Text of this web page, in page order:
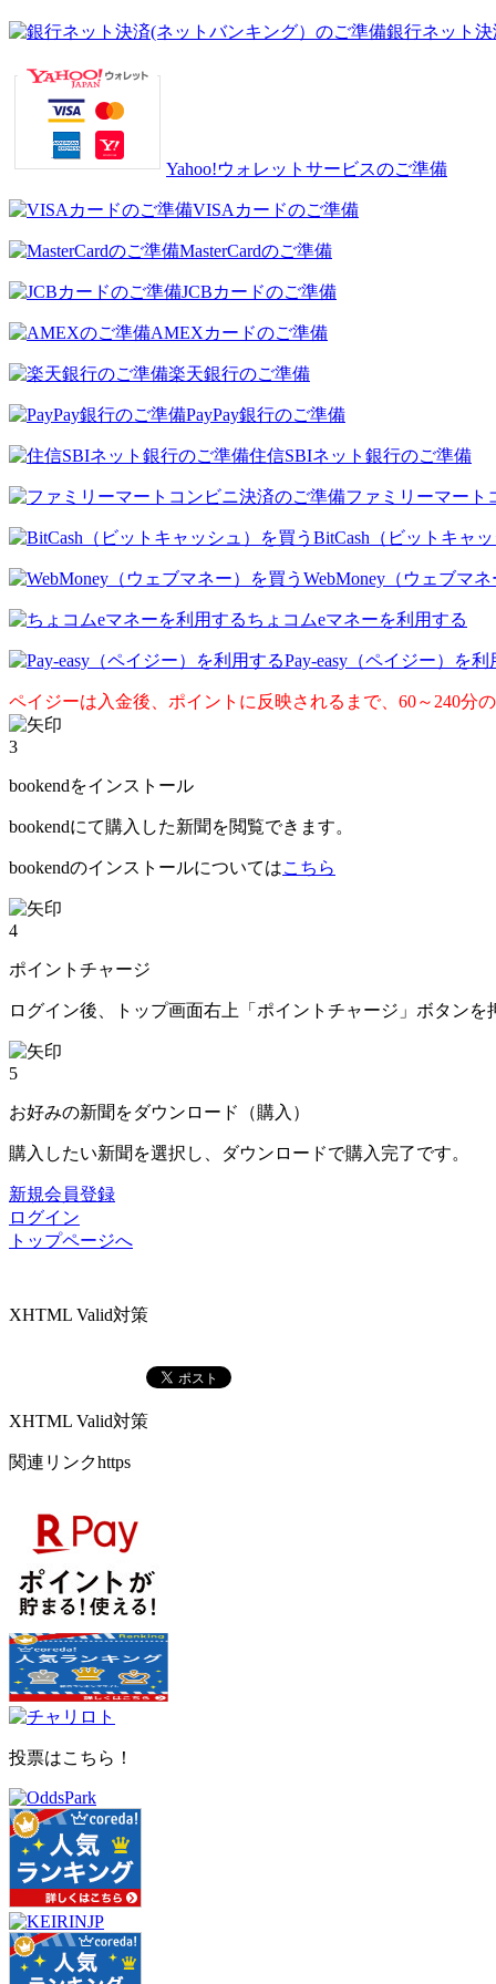
銀行ネット
Yahoo!ウォレットサービスのご準備
VISAカードのご準備
MasterCardのご準備
JCBカードのご準備
AMEXカードのご準備
楽天銀行のご準備
PayPay銀行のご準備
住信SBIネット銀行のご準備
ファミリーマート
BitCash（ビットキャ
WebMoney（ウェブマ
ちょコムeマネーを利用する
Pay-easy（ペイジー）を利
ペイジーは入金後、ポイントに反映されるまで、60～240分
3
bookendをインストール
bookendにて購入した新聞を閲覧できます。
bookendのインストールについてはこちら
4
ポイントチャージ
ログイン後、トップ画面右上「ポイントチャージ」ボタン
5
お好みの新聞をダウンロード（購入）
購入したい新聞を選択し、ダウンロードで購入完了です。
新規会員登録
ログイン
トップページへ
XHTML Valid対策
XHTML Valid対策
関連リンクhttps
投票はこちら！